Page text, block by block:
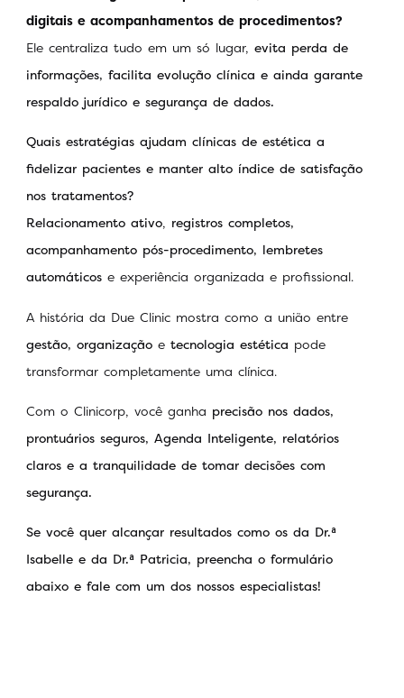
digitais e acompanhamentos de procedimentos?
Ele centraliza tudo em um só lugar, evita perda de
informações, facilita evolução clínica e ainda garante
respaldo jurídico e segurança de dados.
Quais estratégias ajudam clínicas de estética a
fidelizar pacientes e manter alto índice de satisfação
nos tratamentos?
Relacionamento ativo, registros completos,
acompanhamento pós-procedimento, lembretes
automáticos e experiência organizada e profissional.
A história da Due Clinic mostra como a união entre
gestão, organização e tecnologia estética pode
transformar completamente uma clínica.
Com o Clinicorp, você ganha precisão nos dados,
prontuários seguros, Agenda Inteligente, relatórios
claros e a tranquilidade de tomar decisões com
segurança.
Se você quer alcançar resultados como os da Dr.ᵃ
Isabelle e da Dr.ᵃ Patricia, preencha o formulário
abaixo e fale com um dos nossos especialistas!